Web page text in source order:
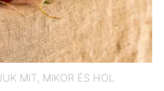
MIT, MIKOR ÉS HOL